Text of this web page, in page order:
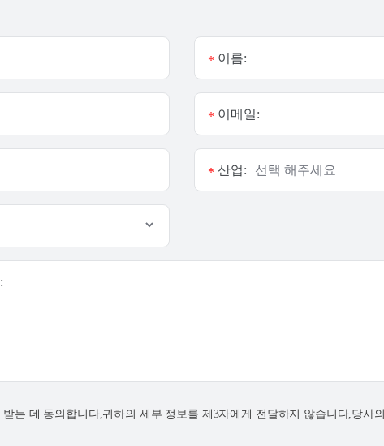
이름:
*
이메일:
*
산업:
*
는 데 동의합니다,귀하의 세부 정보를 제3자에게 전달하지 않습니다,당사의